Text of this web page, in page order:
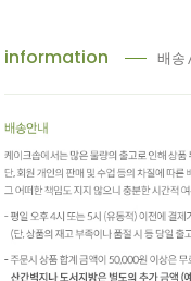
information 배송